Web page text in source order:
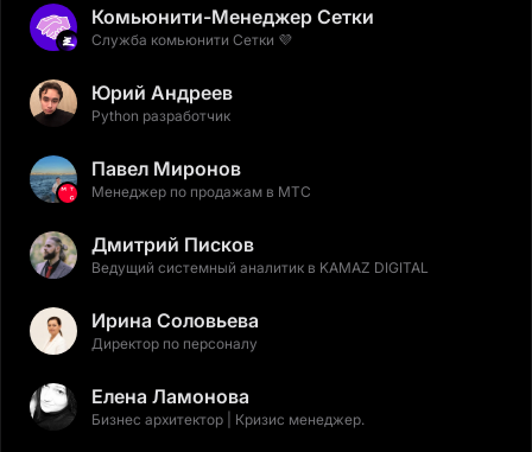
Комьюнити-Менеджер Сетки
Служба комьюнити Сетки 💜
Юрий Андреев
Python разработчик
Павел Миронов
Менеджер по продажам в МТС
Дмитрий Писков
Ведущий системный аналитик в KAMAZ DIGITAL
Ирина Соловьева
Директор по персоналу
Елена Ламонова
Бизнес архитектор | Кризис менеджер.